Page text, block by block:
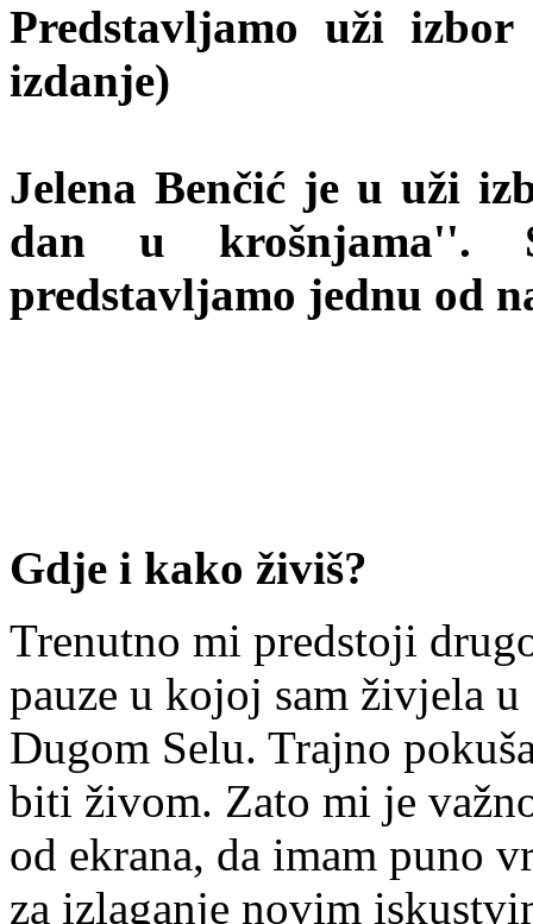
Predstavljamo uži
izdanje)
Jelena Benčić je u uži
dan u krošnjama''.
predstavljamo jednu od
Gdje i kako živiš?
Trenutno mi predstoji
pauze u kojoj sam živjela
Dugom Selu. Trajno
biti živom. Zato mi je
od ekrana, da imam puno
za izlaganje novim